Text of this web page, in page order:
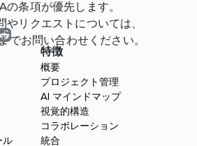
の条項が優先します。
やリクエストについては、
でお問い合わせください。
ル
特徴
概要
プロジェクト管理
AI マインドマップ
視覚的構造
コラボレーション
統合